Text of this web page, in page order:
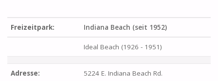
Freizeitpark: Indiana Beach (seit 1952)
Ideal Beach (1926 - 1951)
Adresse: 5224 E. Indiana Beach Rd.